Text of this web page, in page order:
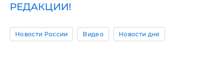
РЕДАКЦИИ!
Новости России Видео Новости дня